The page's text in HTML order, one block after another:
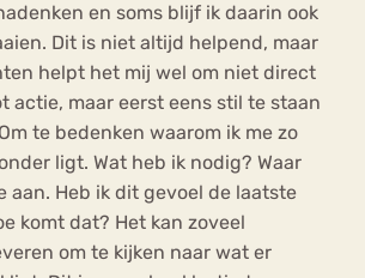
en soms blijf ik daarin ook
Dit is niet altijd helpend, maar
helpt het mij wel om niet direct
actie, maar eerst eens stil te staan
te bedenken waarom ik me zo
ligt. Wat heb ik nodig? Waar
aan. Heb ik dit gevoel de laatste
komt dat? Het kan zoveel
om te kijken naar wat er